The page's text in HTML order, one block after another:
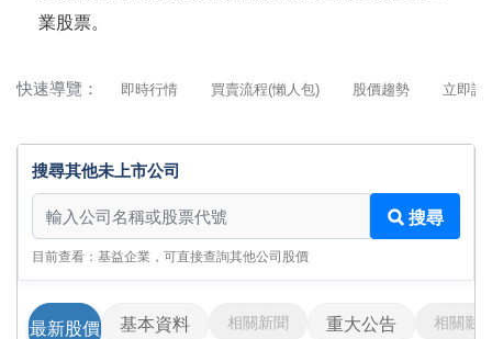
業股票。
快速導覽： 即時行情 買賣流程(懶人包) 股價趨勢 立即詢
搜尋其他未上市公司
搜尋其他未上市公司
搜尋
目前查看：基益企業，可直接查詢其他公司股價
最新股價 基本資料 相關新聞 重大公告 相關影